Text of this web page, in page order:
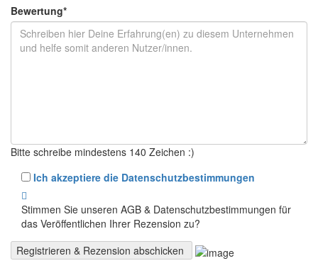
Bewertung*
Bitte schreibe mindestens 140 Zeichen :)
Ich akzeptiere die Datenschutzbestimmungen
Stimmen Sie unseren AGB & Datenschutzbestimmungen für
das Veröffentlichen Ihrer Rezension zu?